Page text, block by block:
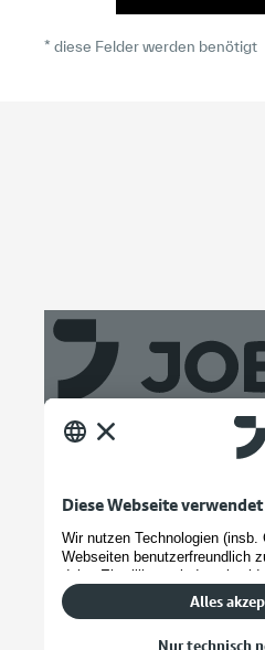
* diese Felder werden benötigt